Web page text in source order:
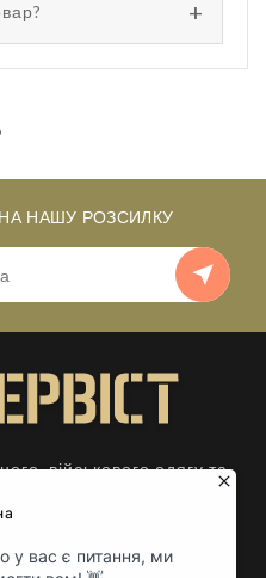
НАШУ РОЗСИЛКУ
військового одягу та
відпочинку.